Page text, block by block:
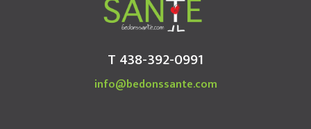
T 438-392-0991
info@bedonssante.com